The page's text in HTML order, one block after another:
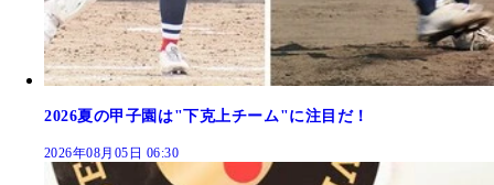
2026夏の甲子園は"下克上チーム"に注目だ！
2026年08月05日 06:30